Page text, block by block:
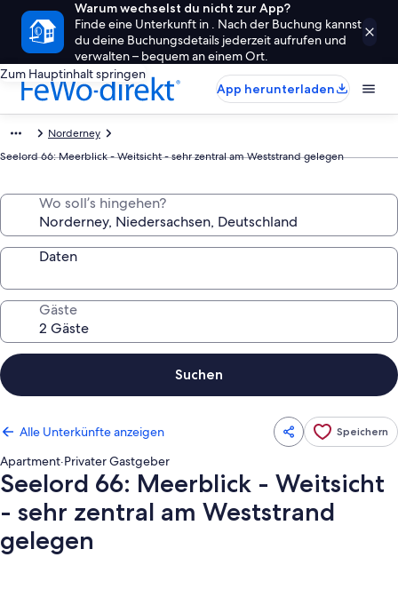
Warum wechselst du nicht zur App?
Finde eine Unterkunft in . Nach der Buchung kannst
du deine Buchungsdetails jederzeit aufrufen und
verwalten – bequem an einem Ort.
Zum Hauptinhalt springen
App herunterladen
Norderney
Seelord 66: Meerblick - Weitsicht - sehr zentral am Weststrand gelegen
Wo soll’s hingehen?
Daten
Gäste
Suchen
Alle Unterkünfte anzeigen Speichern
Apartment·Privater Gastgeber
Seelord 66: Meerblick - Weitsicht
- sehr zentral am Weststrand
gelegen